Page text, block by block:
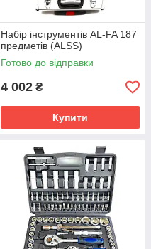
Набір інструментів AL-FA 187
предметів (ALSS)
Готово до відправки
4 002 ₴
Купити